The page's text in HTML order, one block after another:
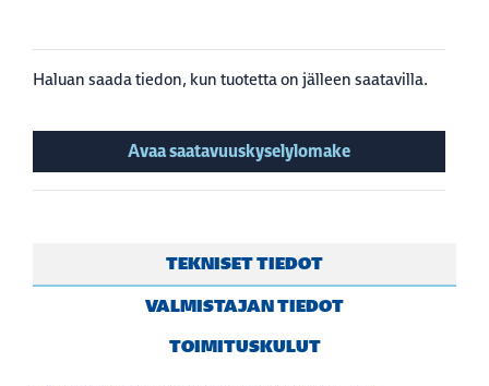
Haluan saada tiedon, kun tuotetta on jälleen saatavilla.
Avaa saatavuuskyselylomake
TEKNISET TIEDOT
VALMISTAJAN TIEDOT
TOIMITUSKULUT